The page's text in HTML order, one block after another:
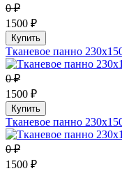
0 ₽
1500 ₽
Купить
Тканевое панно
0 ₽
1500 ₽
Купить
Тканевое панно
0 ₽
1500 ₽